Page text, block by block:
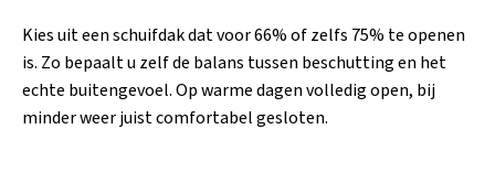
Kies uit een schuifdak dat voor 66% of zelfs 75% te openen
is. Zo bepaalt u zelf de balans tussen beschutting en het
echte buitengevoel. Op warme dagen volledig open, bij
minder weer juist comfortabel gesloten.